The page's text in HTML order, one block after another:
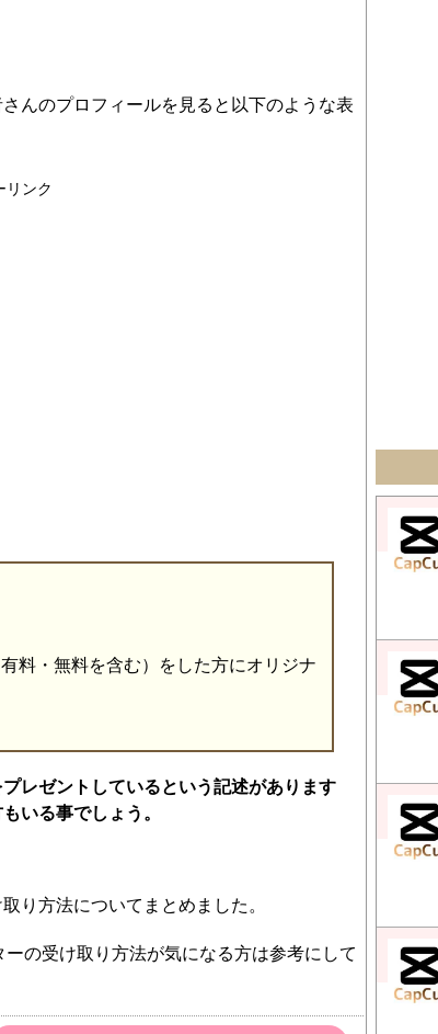
んのプロフィールを見ると以下のような表
リンク
料・無料を含む）をした方にオリジナ
レゼントしているという記述があります
いる事でしょう。
り方法についてまとめました。
の受け取り方法が気になる方は参考にして